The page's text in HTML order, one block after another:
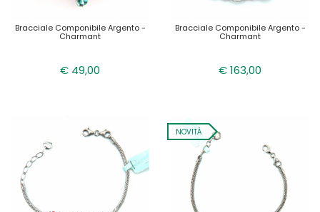
Bracciale Componibile Argento -
Charmant
€ 49,00
Bracciale Componibile Argento -
Charmant
€ 163,00
NOVITÀ